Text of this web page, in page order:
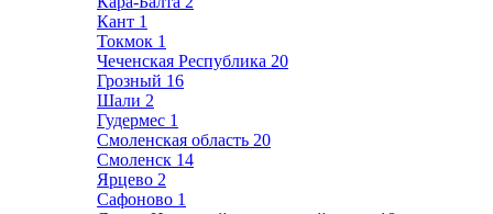
Кант 1
Токмок 1
Чеченская Республика 20
Грозный 16
Шали 2
Гудермес 1
Смоленская область 20
Смоленск 14
Ярцево 2
Сафоново 1